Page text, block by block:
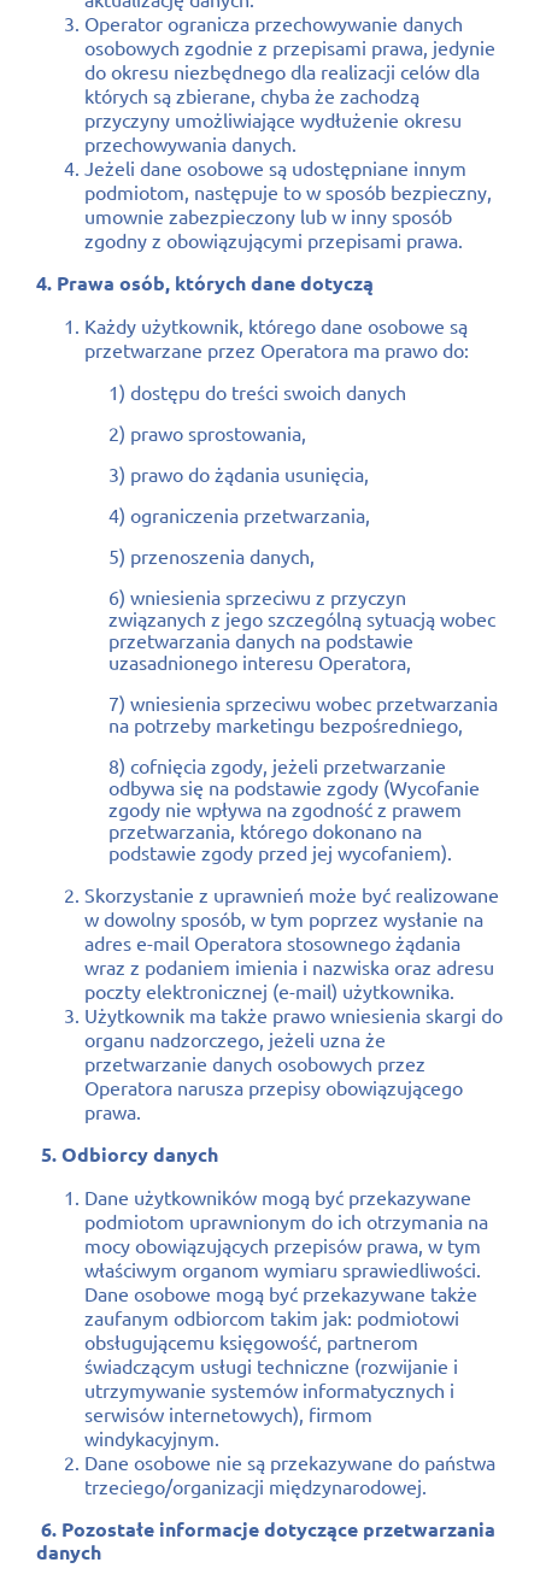
Operator ogranicza przechowywanie danych
osobowych zgodnie z przepisami prawa, jedynie
do okresu niezbędnego dla realizacji celów dla
których są zbierane, chyba że zachodzą
przyczyny umożliwiające wydłużenie okresu
przechowywania danych.
Jeżeli dane osobowe są udostępniane innym
podmiotom, następuje to w sposób bezpieczny,
umownie zabezpieczony lub w inny sposób
zgodny z obowiązującymi przepisami prawa.
4. Prawa osób, których dane dotyczą
Każdy użytkownik, którego dane osobowe są
przetwarzane przez Operatora ma prawo do:
1) dostępu do treści swoich danych
2) prawo sprostowania,
3) prawo do żądania usunięcia,
4) ograniczenia przetwarzania,
5) przenoszenia danych,
6) wniesienia sprzeciwu z przyczyn
związanych z jego szczególną sytuacją wobec
przetwarzania danych na podstawie
uzasadnionego interesu Operatora,
7) wniesienia sprzeciwu wobec przetwarzania
na potrzeby marketingu bezpośredniego,
8) cofnięcia zgody, jeżeli przetwarzanie
odbywa się na podstawie zgody (Wycofanie
zgody nie wpływa na zgodność z prawem
przetwarzania, którego dokonano na
podstawie zgody przed jej wycofaniem).
Skorzystanie z uprawnień może być realizowane
w dowolny sposób, w tym poprzez wysłanie na
adres e-mail Operatora stosownego żądania
wraz z podaniem imienia i nazwiska oraz adresu
poczty elektronicznej (e-mail) użytkownika.
Użytkownik ma także prawo wniesienia skargi do
organu nadzorczego, jeżeli uzna że
przetwarzanie danych osobowych przez
Operatora narusza przepisy obowiązującego
prawa.
5. Odbiorcy danych
Dane użytkowników mogą być przekazywane
podmiotom uprawnionym do ich otrzymania na
mocy obowiązujących przepisów prawa, w tym
właściwym organom wymiaru sprawiedliwości.
Dane osobowe mogą być przekazywane także
zaufanym odbiorcom takim jak: podmiotowi
obsługującemu księgowość, partnerom
świadczącym usługi techniczne (rozwijanie i
utrzymywanie systemów informatycznych i
serwisów internetowych), firmom
windykacyjnym.
Dane osobowe nie są przekazywane do państwa
trzeciego/organizacji międzynarodowej.
6. Pozostałe informacje dotyczące przetwarzania
danych